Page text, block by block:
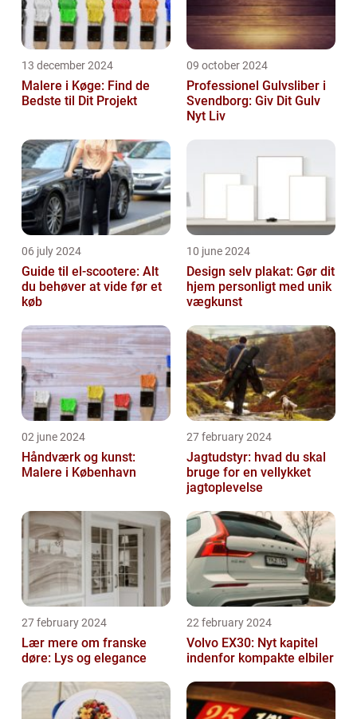
13 december 2024
Malere i Køge: Find de
Bedste til Dit Projekt
09 october 2024
Professionel Gulvsliber i
Svendborg: Giv Dit Gulv
Nyt Liv
06 july 2024
Guide til el-scootere: Alt
du behøver at vide før et
køb
10 june 2024
Design selv plakat: Gør dit
hjem personligt med unik
vægkunst
02 june 2024
Håndværk og kunst:
Malere i København
27 february 2024
Jagtudstyr: hvad du skal
bruge for en vellykket
jagtoplevelse
27 february 2024
Lær mere om franske
døre: Lys og elegance
22 february 2024
Volvo EX30: Nyt kapitel
indenfor kompakte elbiler